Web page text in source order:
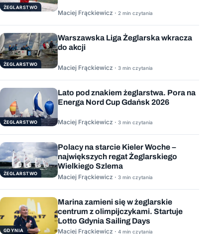
ŻEGLARSTWO
Maciej Frąckiewicz · 2 min czytania
ŻEGLARSTWO
Warszawska Liga Żeglarska wkracza
do akcji
Maciej Frąckiewicz · 3 min czytania
ŻEGLARSTWO
Lato pod znakiem żeglarstwa. Pora na
Energa Nord Cup Gdańsk 2026
Maciej Frąckiewicz · 3 min czytania
ŻEGLARSTWO
Polacy na starcie Kieler Woche –
największych regat Żeglarskiego
Wielkiego Szlema
Maciej Frąckiewicz · 3 min czytania
GDYNIA
Marina zamieni się w żeglarskie
centrum z olimpijczykami. Startuje
Lotto Gdynia Sailing Days
Maciej Frąckiewicz · 4 min czytania